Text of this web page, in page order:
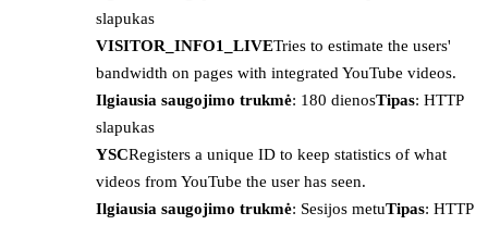
slapukas
VISITOR_INFO1_LIVETries to estimate the users'
bandwidth on pages with integrated YouTube videos.
Ilgiausia saugojimo trukmė: 180 dienosTipas: HTTP
slapukas
YSCRegisters a unique ID to keep statistics of what
videos from YouTube the user has seen.
Ilgiausia saugojimo trukmė: Sesijos metuTipas: HTTP